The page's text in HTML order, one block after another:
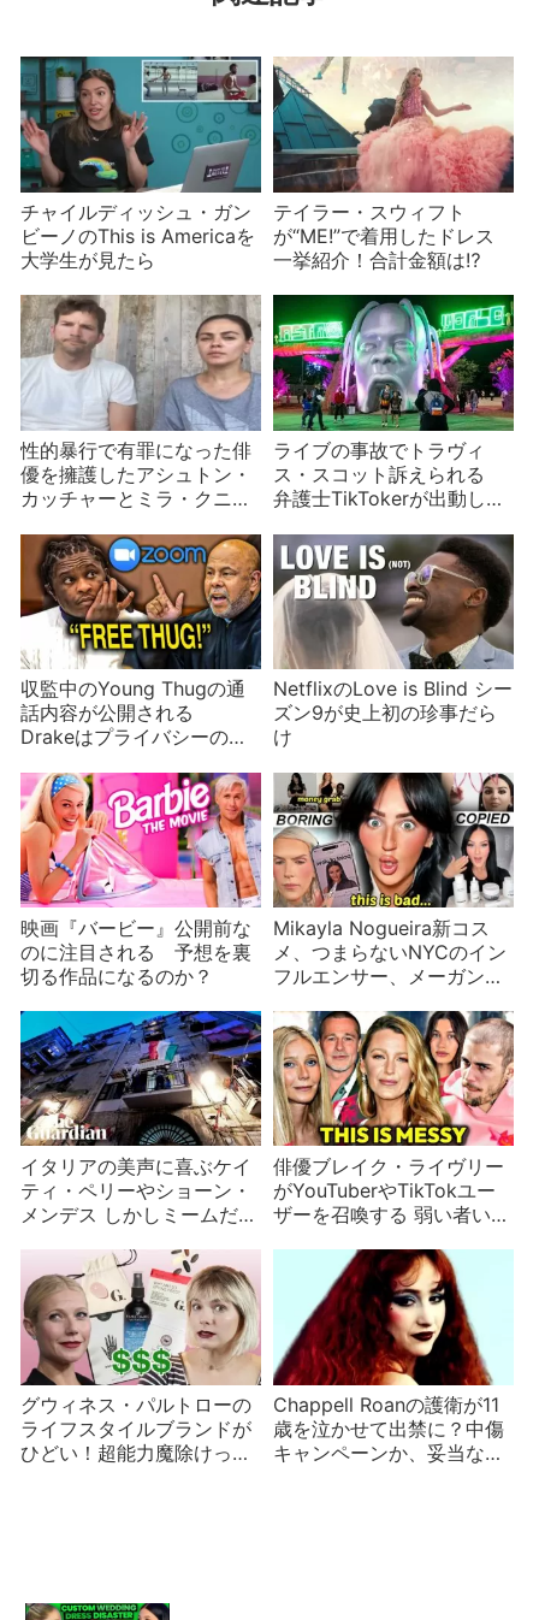
チャイルディッシュ・ガン
ビーノのThis is Americaを
大学生が見たら
テイラー・スウィフト
が“ME!”で着用したドレス
一挙紹介！合計金額は⁉︎
性的暴行で有罪になった俳
優を擁護したアシュトン・
カッチャーとミラ・クニス
っていなかった？コメント
欄は閉鎖
ライブの事故でトラヴィ
ス・スコット訴えられる
弁護士TikTokerが出動し悪
収監中のYoung Thugの通
話内容が公開される
Drakeはプライバシーの侵
NetflixのLove is Blind シー
ズン9が史上初の珍事だら
け
映画『バービー』公開前な
のに注目される 予想を裏
切る作品になるのか？
Mikayla Nogueira新コス
メ、つまらないNYCのイン
フルエンサー、メーガン・
イタリアの美声に喜ぶケイ
ティ・ペリーやショーン・
メンデス しかしミームだっ
俳優ブレイク・ライヴリー
がYouTuberやTikTokユー
ザーを召喚する 弱い者いじ
グウィネス・パルトローの
ライフスタイルブランドが
ひどい！超能力魔除けっ
Chappell Roanの護衛が11
歳を泣かせて出禁に？中傷
キャンペーンか、妥当な批